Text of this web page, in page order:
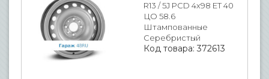
R13 / 5J PCD 4x98 ET 40
ЦО 58.6
Штампованные
Серебристый
Код товара: 372613